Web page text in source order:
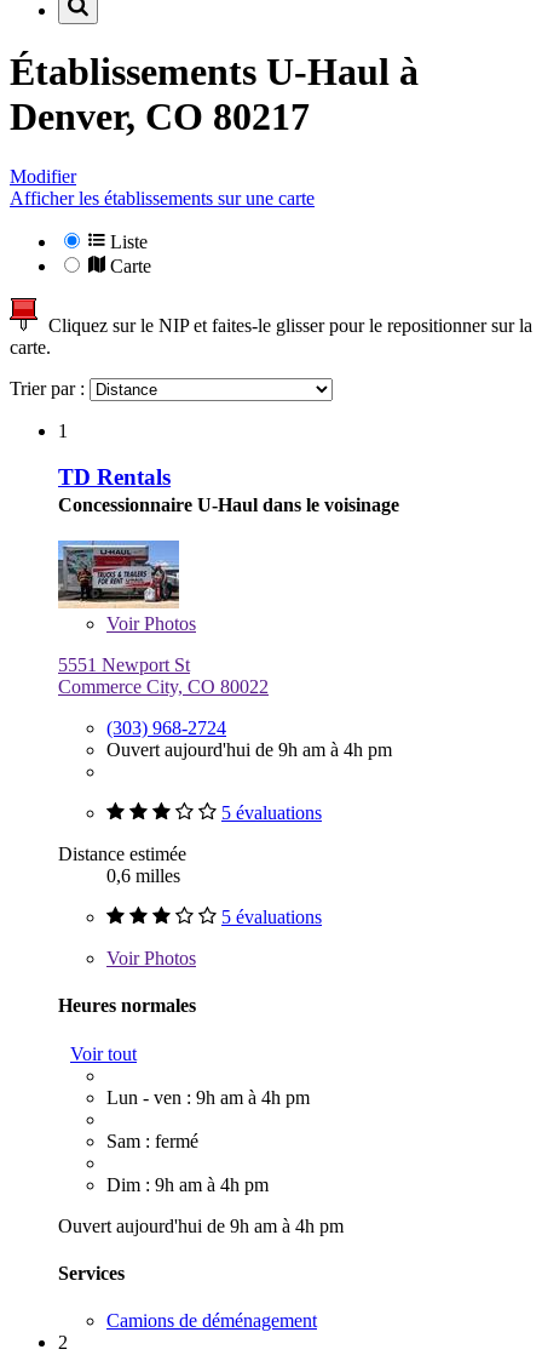
Établissements U-Haul à
Denver, CO 80217
Modifier
Afficher les établissements sur une carte
Liste
Carte
Cliquez sur le NIP et faites-le glisser pour le repositionner sur la
carte.
Trier par :
1
TD Rentals
Concessionnaire U-Haul dans le voisinage
VoirPhotos
5551 Newport St
Commerce City, CO 80022
(303) 968-2724
Ouvert aujourd'hui de 9h am à 4h pm
5 évaluations
Distance estimée
0,6 milles
5 évaluations
VoirPhotos
Heures normales
Voir tout
Lun - ven : 9h am à 4h pm
Sam : fermé
Dim : 9h am à 4h pm
Ouvert aujourd'hui de 9h am à 4h pm
Services
Camions de déménagement
2